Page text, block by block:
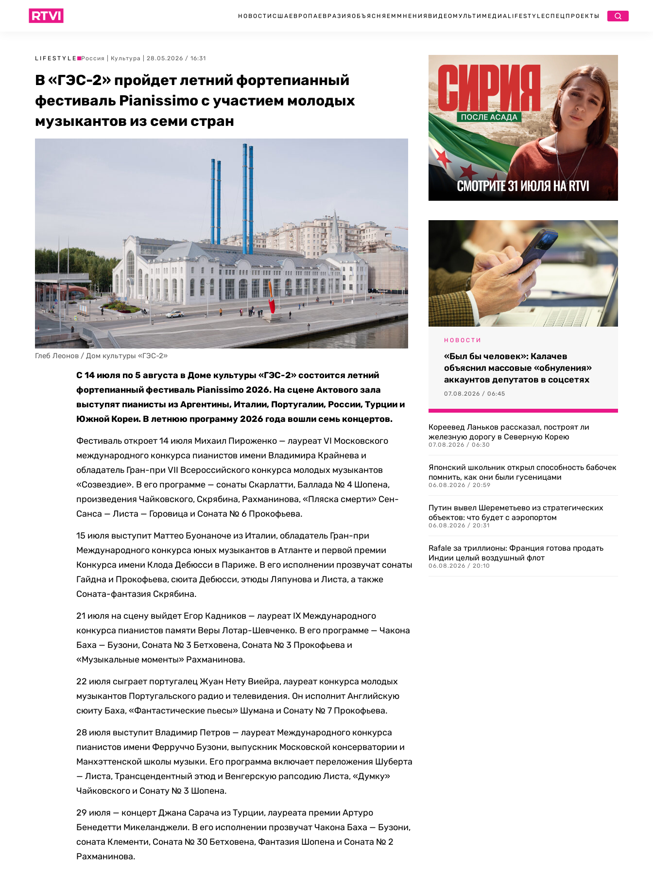
НОВОСТИ США ЕВРОПА ЕВРАЗИЯ ОБЪЯСНЯЕМ МНЕНИЯ ВИДЕО МУЛЬТИМЕДИА LIFESTYLEСПЕЦПРОЕКТЫ
LIFESTYLE Россия Культура | 28.05.2026 / 16:31
В «ГЭС-2» пройдет летний фортепианный
фестиваль Pianissimo с участием молодых
музыкантов из семи стран
Глеб Леонов / Дом культуры «ГЭС-2»
С 14 июля по 5 августа в Доме культуры «ГЭС-2» состоится летний
фортепианный фестиваль Pianissimo 2026. На сцене Актового зала
выступят пианисты из Аргентины, Италии, Португалии, России, Турции и
Южной Кореи. В летнюю программу 2026 года вошли семь концертов.
Фестиваль откроет 14 июля Михаил Пироженко — лауреат VI Московского
международного конкурса пианистов имени Владимира Крайнева и
обладатель Гран-при VII Всероссийского конкурса молодых музыкантов
«Созвездие». В его программе — сонаты Скарлатти, Баллада № 4 Шопена,
произведения Чайковского, Скрябина, Рахманинова, «Пляска смерти» Сен-
Санса — Листа — Горовица и Соната № 6 Прокофьева.
15 июля выступит Маттео Буонаноче из Италии, обладатель Гран-при
Международного конкурса юных музыкантов в Атланте и первой премии
Конкурса имени Клода Дебюсси в Париже. В его исполнении прозвучат сонаты
Гайдна и Прокофьева, сюита Дебюсси, этюды Ляпунова и Листа, а также
Соната-фантазия Скрябина.
21 июля на сцену выйдет Егор Кадников — лауреат IX Международного
конкурса пианистов памяти Веры Лотар-Шевченко. В его программе — Чакона
Баха — Бузони, Соната № 3 Бетховена, Соната № 3 Прокофьева и
«Музыкальные моменты» Рахманинова.
22 июля сыграет португалец Жуан Нету Виейра, лауреат конкурса молодых
музыкантов Португальского радио и телевидения. Он исполнит Английскую
сюиту Баха, «Фантастические пьесы» Шумана и Сонату № 7 Прокофьева.
28 июля выступит Владимир Петров — лауреат Международного конкурса
пианистов имени Ферруччо Бузони, выпускник Московской консерватории и
Манхэттенской школы музыки. Его программа включает переложения Шуберта
— Листа, Трансцендентный этюд и Венгерскую рапсодию Листа, «Думку»
Чайковского и Сонату № 3 Шопена.
29 июля — концерт Джана Сарача из Турции, лауреата премии Артуро
Бенедетти Микеланджели. В его исполнении прозвучат Чакона Баха — Бузони,
соната Клементи, Соната № 30 Бетховена, Фантазия Шопена и Соната № 2
Рахманинова.
НОВОСТИ
«Был бы человек»: Калачев
объяснил массовые «обнуления»
аккаунтов депутатов в соцсетях
07.08.2026 / 06:45
Кореевед Ланьков рассказал, построят ли
железную дорогу в Северную Корею
07.08.2026 / 06:30
Японский школьник открыл способность бабочек
помнить, как они были гусеницами
06.08.2026 / 20:59
Путин вывел Шереметьево из стратегических
объектов: что будет с аэропортом
06.08.2026 / 20:31
Rafale за триллионы: Франция готова продать
Индии целый воздушный флот
06.08.2026 / 20:10